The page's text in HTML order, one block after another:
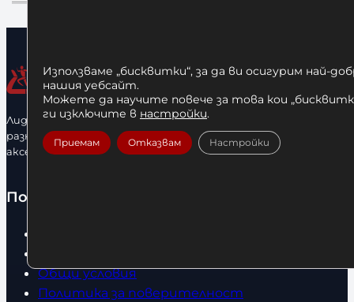
Лидерфитнес е водещ вносител и представител на голямо
разнообразие от бойна екипировка, фитнес уреди и
аксесоари.
Полезно
Общи условия
Политика за поверителност
Използваме „бисквитки“, за да ви осигурим най-
нашия уебсайт.
Можете да научите повече за това кои
ги изключите в настройки.
Приемам Отказвам Настройки